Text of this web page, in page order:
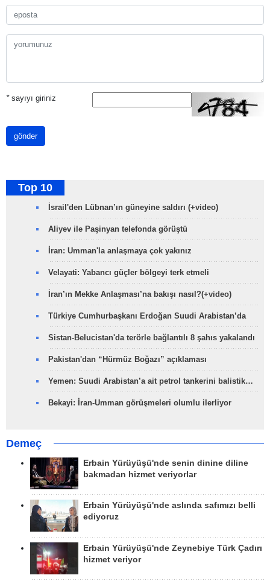
*sayıyı giriniz
gönder
Top 10
İsrail'den Lübnan’ın güneyine saldırı (+video)
Aliyev ile Paşinyan telefonda görüştü
İran: Umman'la anlaşmaya çok yakınız
Velayati: Yabancı güçler bölgeyi terk etmeli
İran’ın Mekke Anlaşması’na bakışı nasıl?(+video)
Türkiye Cumhurbaşkanı Erdoğan Suudi Arabistan’da
Sistan-Belucistan'da terörle bağlantılı 8 şahıs yakalandı
Pakistan'dan “Hürmüz Boğazı” açıklaması
Yemen: Suudi Arabistan’a ait petrol tankerini balistik…
Bekayi: İran-Umman görüşmeleri olumlu ilerliyor
Demeç
Erbain Yürüyüşü'nde senin dinine diline
bakmadan hizmet veriyorlar
Erbain Yürüyüşü'nde aslında safımızı belli
ediyoruz
Erbain Yürüyüşü'nde Zeynebiye Türk Çadırı
hizmet veriyor